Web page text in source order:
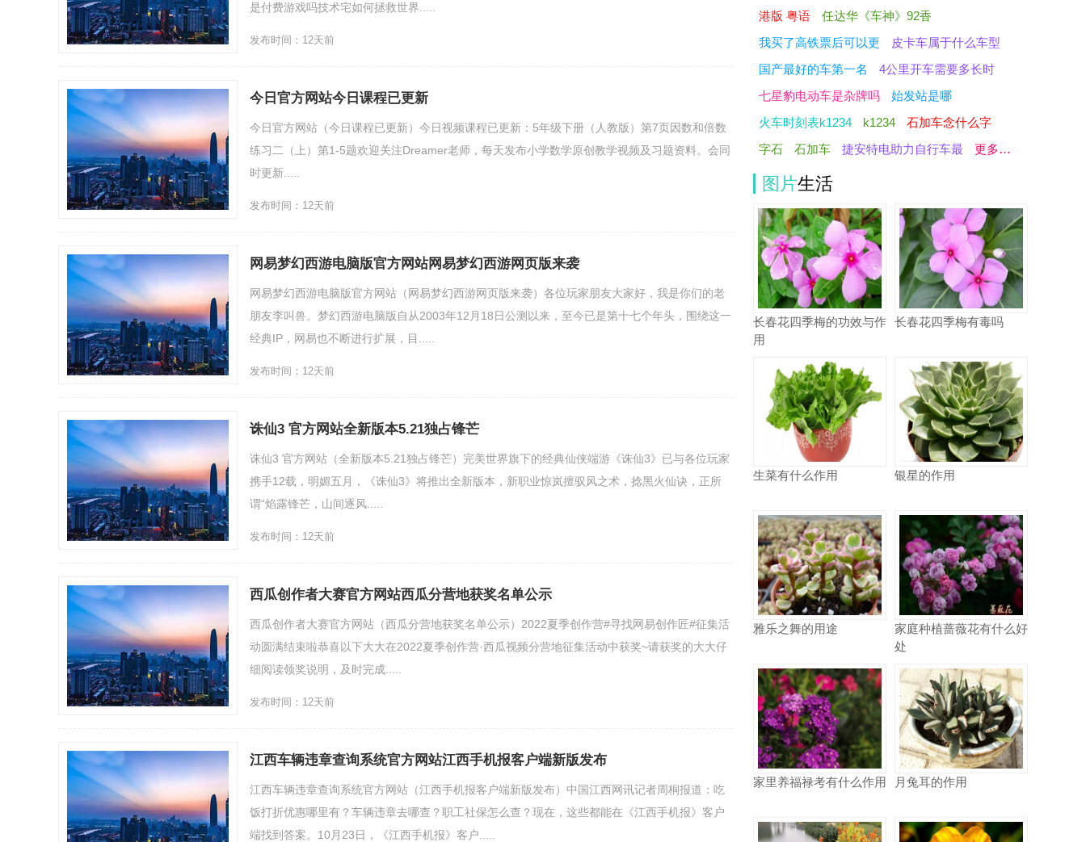
是付费游戏吗技术宅如何拯救世界.....
发布时间：12天前
今日官方网站今日课程已更新
今日官方网站（今日课程已更新）今日视频课程已更新：5年级下册（人教版）第7页因数和倍数
练习二（上）第1-5题欢迎关注Dreamer老师，每天发布小学数学原创教学视频及习题资料。会同
时更新.....
发布时间：12天前
网易梦幻西游电脑版官方网站网易梦幻西游网页版来袭
网易梦幻西游电脑版官方网站（网易梦幻西游网页版来袭）各位玩家朋友大家好，我是你们的老
朋友李叫兽。梦幻西游电脑版自从2003年12月18日公测以来，至今已是第十七个年头，围绕这一
经典IP，网易也不断进行扩展，目.....
发布时间：12天前
诛仙3 官方网站全新版本5.21独占锋芒
诛仙3 官方网站（全新版本5.21独占锋芒）完美世界旗下的经典仙侠端游《诛仙3》已与各位玩家
携手12载，明媚五月，《诛仙3》将推出全新版本，新职业惊岚擅驭风之术，捻黑火仙诀，正所
谓“焰露锋芒，山间逐风.....
发布时间：12天前
西瓜创作者大赛官方网站西瓜分营地获奖名单公示
西瓜创作者大赛官方网站（西瓜分营地获奖名单公示）2022夏季创作营#寻找网易创作匠#征集活
动圆满结束啦恭喜以下大大在2022夏季创作营·西瓜视频分营地征集活动中获奖~请获奖的大大仔
细阅读领奖说明，及时完成.....
发布时间：12天前
江西车辆违章查询系统官方网站江西手机报客户端新版发布
江西车辆违章查询系统官方网站（江西手机报客户端新版发布）中国江西网讯记者周桐报道：吃
饭打折优惠哪里有？车辆违章去哪查？职工社保怎么查？现在，这些都能在《江西手机报》客户
端找到答案。10月23日，《江西手机报》客户.....
港版 粤语
任达华《车神》92香
我买了高铁票后可以更
皮卡车属于什么车型
国产最好的车第一名
4公里开车需要多长时
七星豹电动车是杂牌吗
始发站是哪
火车时刻表k1234
k1234
石加车念什么字
字石
石加车 捷安特电助力自行车最 更多…
图片生活
长春花四季梅的功效与作
用
长春花四季梅有毒吗
生菜有什么作用 银星的作用
雅乐之舞的用途
家庭种植蔷薇花有什么好
处
家里养福禄考有什么作用 月兔耳的作用